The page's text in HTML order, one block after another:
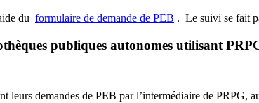
du formulaire de demande de PEB . Le suivi se fait
publiques autonomes utilisant
leurs demandes de PEB par l’intermédiaire de PRPG,